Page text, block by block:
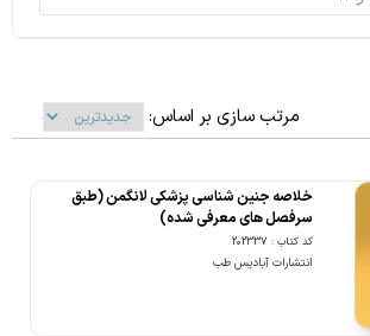
مرتب سازی بر اساس:
خلاصه جنین شناسی پزشکی لانگمن (طبق
سرفصل های معرفی شده)
کد کتاب : 202337
انتشارات آبادیس طب